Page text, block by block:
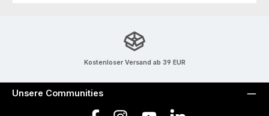
Kostenloser Versand ab 39 EUR
Unsere Communities